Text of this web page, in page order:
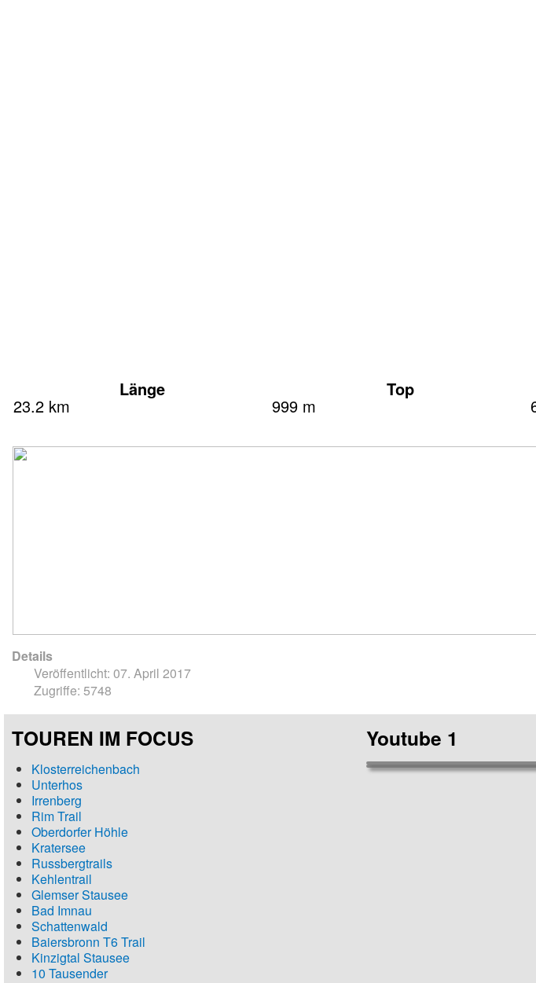
Länge Top
23.2 km 999 m
Details
Veröffentlicht: 07. April 2017
Zugriffe: 5748
TOUREN IM FOCUS
Klosterreichenbach
Unterhos
Irrenberg
Rim Trail
Oberdorfer Höhle
Kratersee
Russbergtrails
Kehlentrail
Glemser Stausee
Bad Imnau
Schattenwald
Baiersbronn T6 Trail
Kinzigtal Stausee
10 Tausender
Youtube 1